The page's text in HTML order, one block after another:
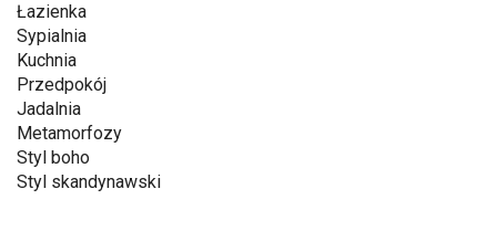
Łazienka
Sypialnia
Kuchnia
Przedpokój
Jadalnia
Metamorfozy
Styl boho
Styl skandynawski